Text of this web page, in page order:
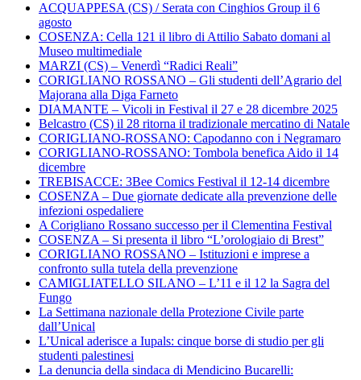
ACQUAPPESA (CS) / Serata con Cinghios Group il 6
agosto
COSENZA: Cella 121 il libro di Attilio Sabato domani al
Museo multimediale
MARZI (CS) – Venerdì “Radici Reali”
CORIGLIANO ROSSANO – Gli studenti dell’Agrario del
Majorana alla Diga Farneto
DIAMANTE – Vicoli in Festival il 27 e 28 dicembre 2025
Belcastro (CS) il 28 ritorna il tradizionale mercatino di Natale
CORIGLIANO-ROSSANO: Capodanno con i Negramaro
CORIGLIANO-ROSSANO: Tombola benefica Aido il 14
dicembre
TREBISACCE: 3Bee Comics Festival il 12-14 dicembre
COSENZA – Due giornate dedicate alla prevenzione delle
infezioni ospedaliere
A Corigliano Rossano successo per il Clementina Festival
COSENZA – Si presenta il libro “L’orologiaio di Brest”
CORIGLIANO ROSSANO – Istituzioni e imprese a
confronto sulla tutela della prevenzione
CAMIGLIATELLO SILANO – L’11 e il 12 la Sagra del
Fungo
La Settimana nazionale della Protezione Civile parte
dall’Unical
L’Unical aderisce a Iupals: cinque borse di studio per gli
studenti palestinesi
La denuncia della sindaca di Mendicino Bucarelli: